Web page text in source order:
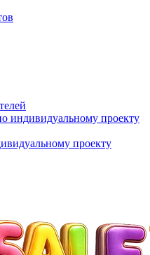
индивидуальному проекту
проекту